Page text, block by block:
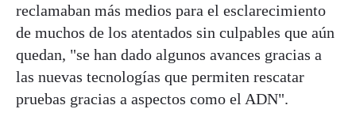
reclamaban más medios para el esclarecimiento
de muchos de los atentados sin culpables que aún
quedan, "se han dado algunos avances gracias a
las nuevas tecnologías que permiten rescatar
pruebas gracias a aspectos como el ADN".